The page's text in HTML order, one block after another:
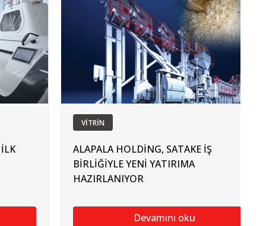
VİTRİN
ALAPALA HOLDİNG, SATAKE İŞ
BİRLİĞİYLE YENİ YATIRIMA
HAZIRLANIYOR
Devamını oku